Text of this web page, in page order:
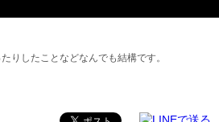
りしたことなどなんでも結構です。